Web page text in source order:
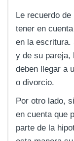
Le recuerdo
tener en
en la escritura.
y de su pareja,
deben llegar a
o divorcio.
Por otro lado,
en cuenta que
parte de la